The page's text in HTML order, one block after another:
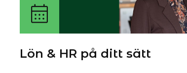
Lön & HR på ditt sätt